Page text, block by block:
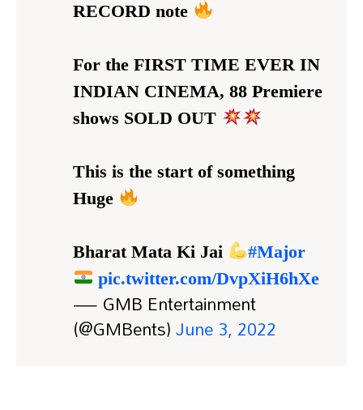
RECORD note
For the FIRST TIME EVER IN
INDIAN CINEMA, 88 Premiere
shows SOLD OUT
This is the start of something
Huge
Bharat Mata Ki Jai
#Major
pic.twitter.com/DvpXiH6hXe
— GMB Entertainment
(@GMBents)June 3, 2022